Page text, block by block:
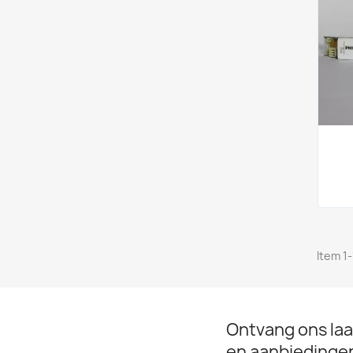
Item
Ontvang ons